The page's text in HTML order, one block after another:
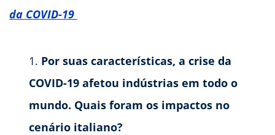
da COVID-19
Por suas características, a crise da
COVID-19 afetou indústrias em todo o
mundo. Quais foram os impactos no
cenário italiano?